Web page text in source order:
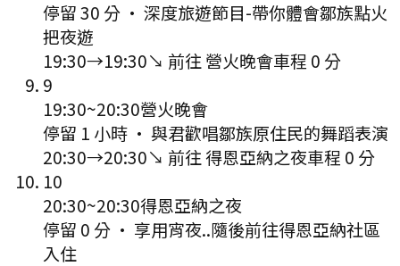
停留 30 分 · 深度旅遊節目-帶你體會鄒族點火
把夜遊
19:30→19:30↘ 前往 營火晚會車程 0 分
9
19:30~20:30營火晚會
停留 1 小時 · 與君歡唱鄒族原住民的舞蹈表演
20:30→20:30↘ 前往得恩亞納之夜車程 0 分
10
20:30~20:30得恩亞納之夜
停留 0 分 · 享用宵夜..隨後前往得恩亞納社區
入住